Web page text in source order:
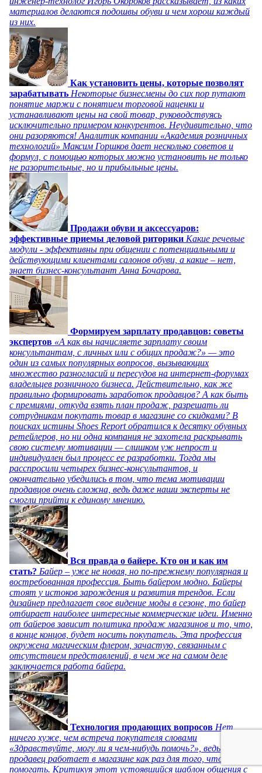
материалов делаются подошвы обуви и чем хорош каждый
из них.
Как установить цены, которые позволят
зарабатывать Некоторые бизнесмены до сих пор путают
понятие маржи с понятием торговой наценки и
устанавливают цены на свой товар, руководствуясь
исключительно примером конкурентов. Неудивительно, что
они разоряются! Аналитик компании «Академия розничных
технологий» Максим Горшков дает несколько советов и
формул, с помощью которых можно установить не только
не разорительные, но и прибыльные цены.
Продажи обуви и аксессуаров:
эффективные приемы деловой риторики Какие речевые
модули - эффективны при общении с потенциальными и
действующими клиентами салонов обуви, а какие – нет,
знает бизнес-консультант Анна Бочарова.
Формируем зарплату продавцов: советы
экспертов «А как вы начисляете зарплату своим
консультантам, с личных или с общих продаж?» — это
один из самых популярных вопросов, вызывающих
множество разногласий и пересудов на интернет-форумах
владельцев розничного бизнеса. Действительно, как же
правильно формировать заработок продавцов? А как быть
с премиями, откуда взять план продаж, разрешать ли
сотрудникам покупать товар в магазине со скидками? В
поисках истины Shoes Report обратился к десятку обувных
ретейлеров, но ни одна компания не захотела раскрывать
свою систему мотивации — слишком уж непрост и
индивидуален был процесс ее разработки. Тогда мы
расспросили четырех бизнес-консультантов, и
окончательно убедились в том, что тема мотивации
продавцов очень сложна, ведь даже наши эксперты не
смогли прийти к единому мнению.
Вся правда о байере. Кто он и как им
стать? Байер – уже не новая, но по-прежнему популярная и
востребованная профессия. Быть байером модно. Байеры
стоят у истоков зарождения и развития трендов. Если
дизайнер предлагает свое видение моды в сезоне, то байер
отбирает наиболее интересные коммерческие идеи. Именно
от байеров зависит политика продаж магазинов и то, что,
в конце концов, будет носить покупатель. Эта профессия
окружена магическим флером, зачастую, связанным с
отсутствием представлений, в чем же на самом деле
заключается работа байера.
Технология продающих вопросов Нет
ничего хуже, чем встреча покупателя словами
«Здравствуйте, могу ли я чем-нибудь помочь?», ведь
продавец работает в магазине как раз для того, чтобы
помогать. Критикуя этот устоявшийся шаблон общения с